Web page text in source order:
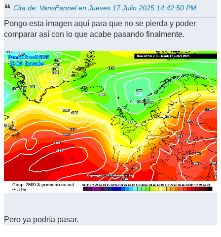
Cita de: VansFannel en Jueves 17 Julio 2025 14:42:50 PM
Pongo esta imagen aquí para que no se pierda y poder
comparar así con lo que acabe pasando finalmente.
Pero ya podría pasar.